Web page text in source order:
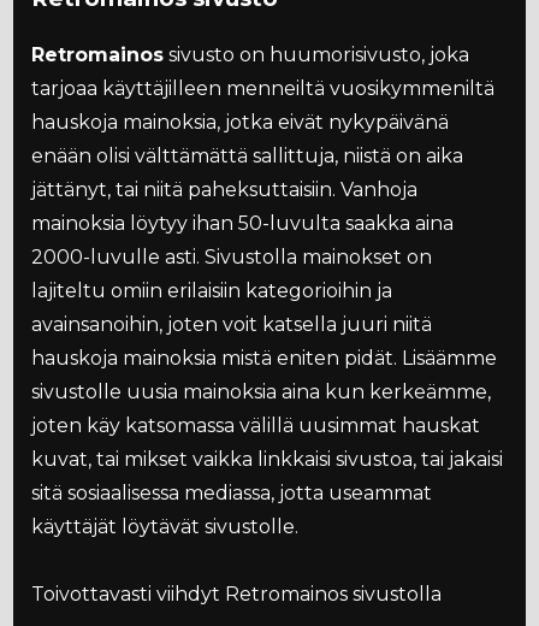
Retromainos sivusto on huumorisivusto, joka
tarjoaa käyttäjilleen menneiltä vuosikymmeniltä
hauskoja mainoksia, jotka eivät nykypäivänä
enään olisi välttämättä sallittuja, niistä on aika
jättänyt, tai niitä paheksuttaisiin. Vanhoja
mainoksia löytyy ihan 50-luvulta saakka aina
2000-luvulle asti. Sivustolla mainokset on
lajiteltu omiin erilaisiin kategorioihin ja
avainsanoihin, joten voit katsella juuri niitä
hauskoja mainoksia mistä eniten pidät. Lisäämme
sivustolle uusia mainoksia aina kun kerkeämme,
joten käy katsomassa välillä uusimmat hauskat
kuvat, tai mikset vaikka linkkaisi sivustoa, tai jakaisi
sitä sosiaalisessa mediassa, jotta useammat
käyttäjät löytävät sivustolle.
Toivottavasti viihdyt Retromainos sivustolla